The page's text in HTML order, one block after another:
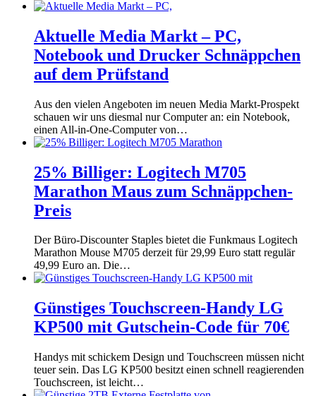
Aktuelle Media Markt – PC,
Notebook und Drucker Schnäppchen
auf dem Prüfstand
Aus den vielen Angeboten im neuen Media Markt-Prospekt
schauen wir uns diesmal nur Computer an: ein Notebook,
einen All-in-One-Computer von…
25% Billiger: Logitech M705
Marathon Maus zum Schnäppchen-
Preis
Der Büro-Discounter Staples bietet die Funkmaus Logitech
Marathon Mouse M705 derzeit für 29,99 Euro statt regulär
49,99 Euro an. Die…
Günstiges Touchscreen-Handy LG
KP500 mit Gutschein-Code für 70€
Handys mit schickem Design und Touchscreen müssen nicht
teuer sein. Das LG KP500 besitzt einen schnell reagierenden
Touchscreen, ist leicht…